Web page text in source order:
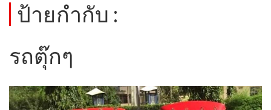
ป้ายกำกับ :
รถตุ๊กๆ